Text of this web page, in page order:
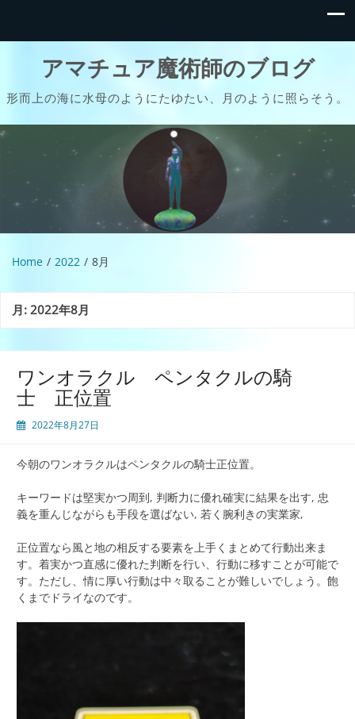
アマチュア魔術師のブログ
形而上の海に水母のようにたゆたい、月のように照らそう。
Home 2022 8月
月:2022年8月
ワンオラクル ペンタクルの騎
士 正位置
2022年8月27日
今朝のワンオラクルはペンタクルの騎士正位置。
キーワードは堅実かつ周到, 判断力に優れ確実に結果を出す, 忠
義を重んじながらも手段を選ばない, 若く腕利きの実業家,
正位置なら風と地の相反する要素を上手くまとめて行動出来ま
す。着実かつ直感に優れた判断を行い、行動に移すことが可能で
す。ただし、情に厚い行動は中々取ることが難しいでしょう。飽
くまでドライなのです。